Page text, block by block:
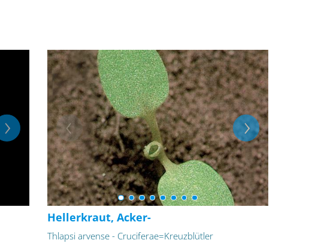
Hellerkraut, Acker-
Thlapsi arvense - Cruciferae=Kreuzblütler